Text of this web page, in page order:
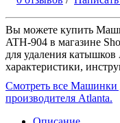
Вы можете купить
ATH-904 в магазине
для удаления
характеристики,
Смотреть все Машинки
производителя Atlanta.